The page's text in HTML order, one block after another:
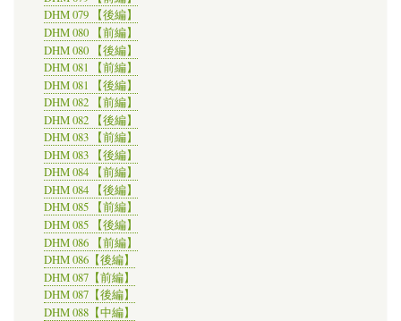
DHM 079 【後編】
DHM 080 【前編】
DHM 080 【後編】
DHM 081 【前編】
DHM 081 【後編】
DHM 082 【前編】
DHM 082 【後編】
DHM 083 【前編】
DHM 083 【後編】
DHM 084 【前編】
DHM 084 【後編】
DHM 085 【前編】
DHM 085 【後編】
DHM 086 【前編】
DHM 086【後編】
DHM 087【前編】
DHM 087【後編】
DHM 088【中編】